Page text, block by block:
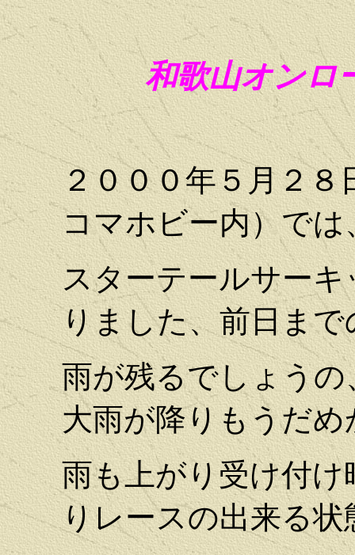
和歌山オンロ
２０００年５月２
コマホビー内）で
スターテールサー
りました、前日ま
雨が残るでしょう
大雨が降りもうだ
雨も上がり受け付
りレースの出来る